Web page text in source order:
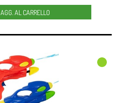
Quantità
AGG. AL CARRELLO